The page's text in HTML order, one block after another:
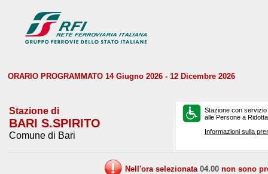
ORARIO PROGRAMMATO 14 Giugno 2026 - 12 Dicembre 2026
Stazione di
BARI S.SPIRITO
Comune di Bari
Stazione con
alle Persone a
Informazioni sulla
Nell'ora selezionata 04.00 non sono